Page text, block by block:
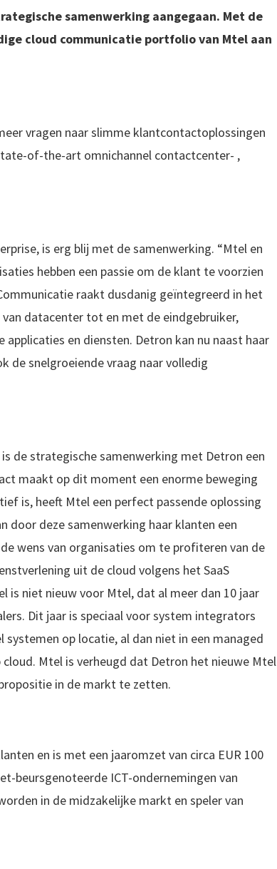
samenwerking aangegaan. Met de
cloud communicatie portfolio van Mtel aan
vragen naar slimme klantcontactoplossingen
of-the-art omnichannel contactcenter- ,
is erg blij met de samenwerking. “Mtel en
hebben een passie om de klant te voorzien
raakt dusdanig geïntegreerd in het
datacenter tot en met de eindgebruiker,
en diensten. Detron kan nu naast haar
de snelgroeiende vraag naar volledig
de strategische samenwerking met Detron een
maakt op dit moment een enorme beweging
is, heeft Mtel een perfect passende oplossing
deze samenwerking haar klanten een
wens van organisaties om te profiteren van de
uit de cloud volgens het SaaS
is niet nieuw voor Mtel, dat al meer dan 10 jaar
Dit jaar is speciaal voor system integrators
op locatie, al dan niet in een managed
Mtel is verheugd dat Detron het nieuwe Mtel
in de markt te zetten.
en is met een jaaromzet van circa EUR 100
beursgenoteerde ICT-ondernemingen van
in de midzakelijke markt en speler van